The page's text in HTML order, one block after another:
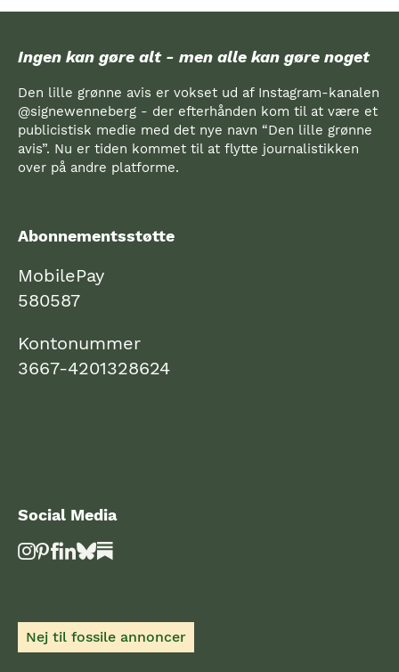
Ingen kan gøre alt - men alle kan gøre noget
Den lille grønne avis er vokset ud af Instagram-kanalen
@signewenneberg - der efterhånden kom til at være et
publicistisk medie med det nye navn “Den lille grønne
avis”. Nu er tiden kommet til at flytte journalistikken
over på andre platforme.
Abonnementsstøtte
MobilePay
580587
Kontonummer
3667-4201328624
Social Media
Nej til fossile annoncer